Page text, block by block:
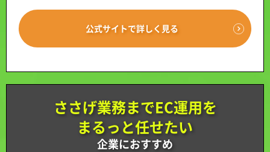
公式サイトで詳しく見る
ささげ業務までEC運用を
まるっと任せたい
企業におすすめ